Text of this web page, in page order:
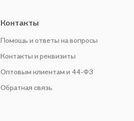
Контакты
Помощь и ответы на вопросы
Контакты и реквизиты
Оптовым клиентам и 44-ФЗ
Обратная связь